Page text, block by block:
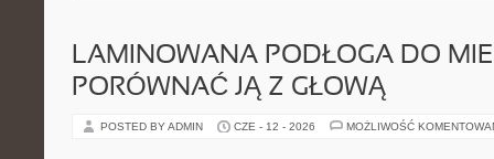
LAMINOWANA PODŁOGA DO
PORÓWNAĆ JĄ Z GŁOWĄ
POSTED BY ADMIN CZE - 12 - 2026 MOŻLIWOŚĆ